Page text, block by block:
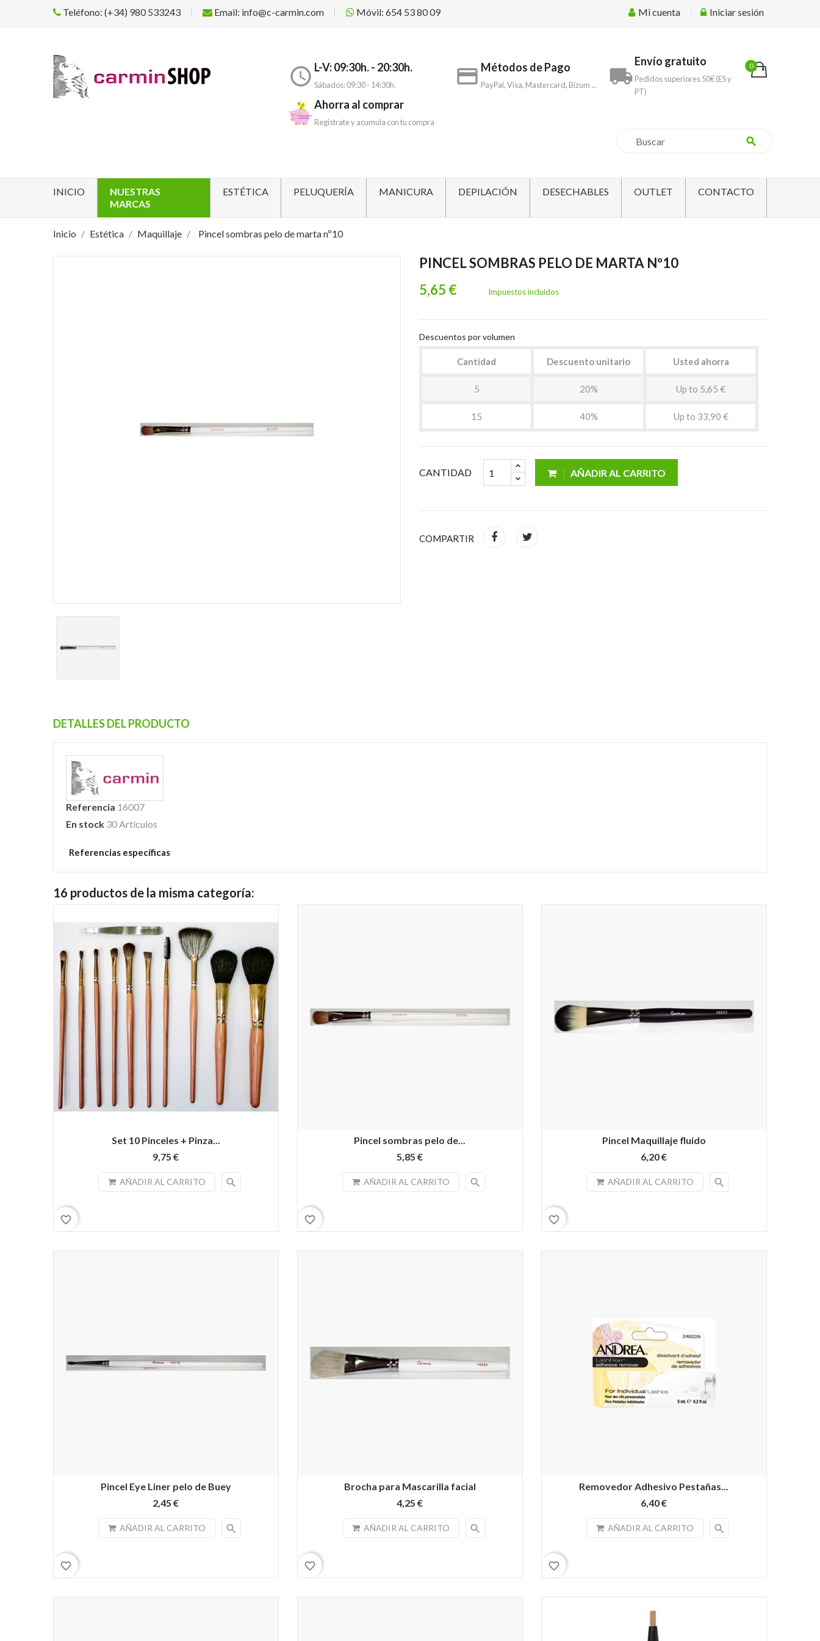
Teléfono: (+34) 980 533243 Email: info@c-carmin.com Móvil: 654 53 80 09 Mi cuenta Iniciar sesión
0
access_time L-V: 09:30h. - 20:30h.
Sábados: 09:30 - 14:30h. payment Métodos de Pago
PayPal, Visa, Mastercard, Bizum ... local_shipping
Envío gratuito
Pedidos superiores 50€ (ES y
PT)
Ahorra al comprar
Registrate y acumula con tu compra
search
INICIO
NUESTRAS
MARCAS
ESTÉTICA PELUQUERÍA MANICURA DEPILACIÓN DESECHABLES OUTLET CONTACTO
Inicio Estética Maquillaje Pincel sombras pelo de marta nº10
PINCEL SOMBRAS PELO DE MARTA Nº10
5,65 €
Impuestos incluidos
Descuentos por volumen
Cantidad Descuento unitario Usted ahorra
5 20% Up to 5,65 €
15 40% Up to 33,90 €
CANTIDAD AÑADIR AL CARRITO
COMPARTIR
DETALLES DEL PRODUCTO
Referencia 16007
En stock 30 Artículos
Referencias específicas
16 productos de la misma categoría:
Set 10 Pinceles + Pinza...
9,75 €
AÑADIR AL CARRITO search
favorite_border
Pincel sombras pelo de...
5,85 €
AÑADIR AL CARRITO search
favorite_border
Pincel Maquillaje fluido
6,20 €
AÑADIR AL CARRITO search
favorite_border
Pincel Eye Liner pelo de Buey
2,45 €
AÑADIR AL CARRITO search
favorite_border
Brocha para Mascarilla facial
4,25 €
AÑADIR AL CARRITO search
favorite_border
Removedor Adhesivo Pestañas...
6,40 €
AÑADIR AL CARRITO search
favorite_border